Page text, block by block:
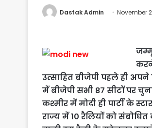
Dastak Admin November
उत्साहित बीजेपी पहले ही
में बीजेपी सभी 87 सीटों पर
कश्मीर में मोदी ही पार्टी के
राज्य में 10 रैलियों को